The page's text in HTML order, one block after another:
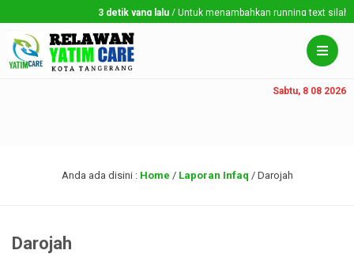
3 detik yang lalu / Untuk menambahkan running text silahkan
Sabtu, 8 08 2026
Anda ada disini : Home / Laporan Infaq / Darojah
Darojah